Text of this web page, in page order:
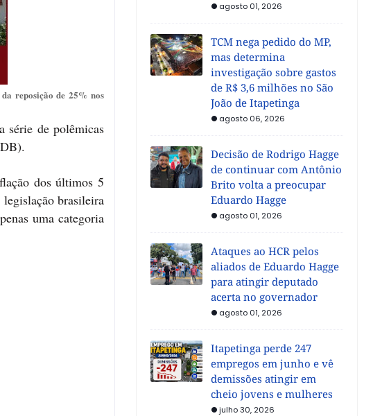
reposição de 25% nos
série de polêmicas
dos últimos 5
brasileira
uma categoria
agosto 01, 2026
TCM nega pedido do MP,
mas determina
investigação sobre gastos
de R$ 3,6 milhões no São
João de Itapetinga
agosto 06, 2026
Decisão de Rodrigo Hagge
de continuar com Antônio
Brito volta a preocupar
Eduardo Hagge
agosto 01, 2026
Ataques ao HCR pelos
aliados de Eduardo Hagge
para atingir deputado
acerta no governador
agosto 01, 2026
Itapetinga perde 247
empregos em junho e vê
demissões atingir em
cheio jovens e mulheres
julho 30, 2026